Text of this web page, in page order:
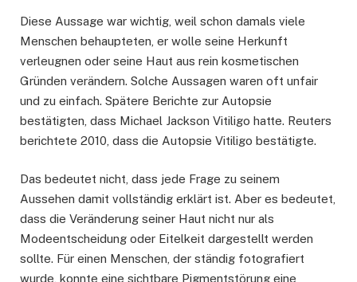
Diese Aussage war wichtig, weil schon damals viele
Menschen behaupteten, er wolle seine Herkunft
verleugnen oder seine Haut aus rein kosmetischen
Gründen verändern. Solche Aussagen waren oft unfair
und zu einfach. Spätere Berichte zur Autopsie
bestätigten, dass Michael Jackson Vitiligo hatte. Reuters
berichtete 2010, dass die Autopsie Vitiligo bestätigte.
Das bedeutet nicht, dass jede Frage zu seinem
Aussehen damit vollständig erklärt ist. Aber es bedeutet,
dass die Veränderung seiner Haut nicht nur als
Modeentscheidung oder Eitelkeit dargestellt werden
sollte. Für einen Menschen, der ständig fotografiert
wurde, konnte eine sichtbare Pigmentstörung eine